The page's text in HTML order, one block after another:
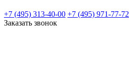
+7 (495) 313-40-00 +7 (495) 971-77-72
Заказать звонок